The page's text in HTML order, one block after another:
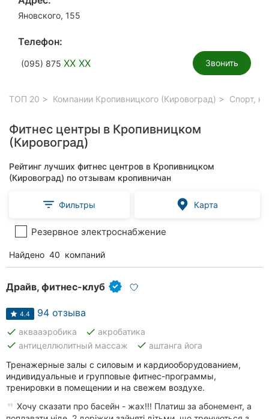
Яновского, 155
Телефон:
(095) 875 XX XX Звонить
ТОП 20 Компании Кропивницкого (Кировоград) Спорт,
Фитнес центры в Кропивницком
(Кировоград)
Рейтинг лучших фитнес центров в Кропивницком
(Кировоград) по отзывам кропивничан
Фильтры Карта
Резервное электроснабжение
Найдено 40 компаний
Драйв, фитнес-клуб
4.4 94 отзыва
done аквааэробика done акробатика
done антицеллюлитный массаж done аштанга йога
Тренажерные залы с силовым и кардиооборудованием,
индивидуальные и групповые фитнес-программы,
тренировки в помещении и на свежем воздухе.
Хочу сказати про басейн - жах!!! Платиш за абонемент, а